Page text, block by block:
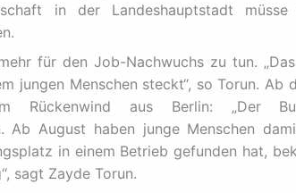
in der Landeshauptstadt
für den Job-Nachwuchs zu tun.
jungen Menschen steckt“, so Torun. Ab
Rückenwind aus Berlin: „Der
Ab August haben junge Menschen
in einem Betrieb gefunden hat,
sagt Zayde Torun.